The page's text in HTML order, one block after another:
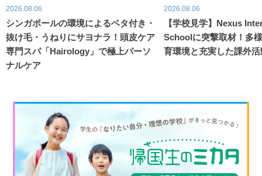
2026.08.06
シンガポールの環境によるベタ付き・
抜け毛・うねりにサヨナラ！頭皮ケア
専門スパ「Hairology」で極上パーソ
ナルケア
2026.08.06
【学校見学】Nexus
Schoolに突撃取材！多
育環境と充実した課外